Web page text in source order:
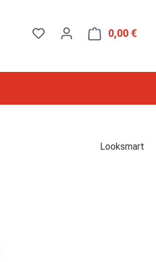
0,00 €
Looksmart